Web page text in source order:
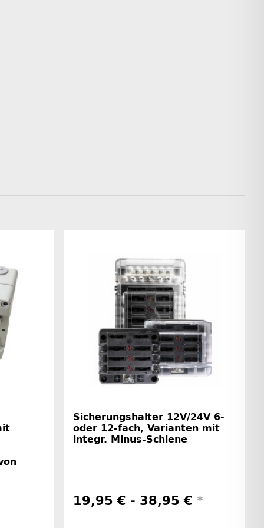
Sicherungshalter 12V/24V 6-
oder 12-fach, Varianten mit
integr. Minus-Schiene
19,95 € - 38,95 € *